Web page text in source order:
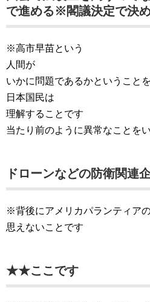
で進める※閣議決定で決
※高市早苗という
人間が
いかに問題であるかということを
日本国民は
理解することです
当たり前のように異常なことを
ドローンなどの防衛関連
※背後にアメリカパランティア
思えないことです
★★ここです